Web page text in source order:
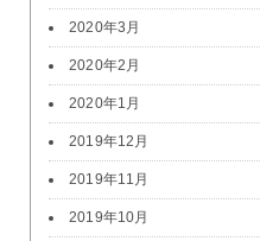
2020年3月
2020年2月
2020年1月
2019年12月
2019年11月
2019年10月